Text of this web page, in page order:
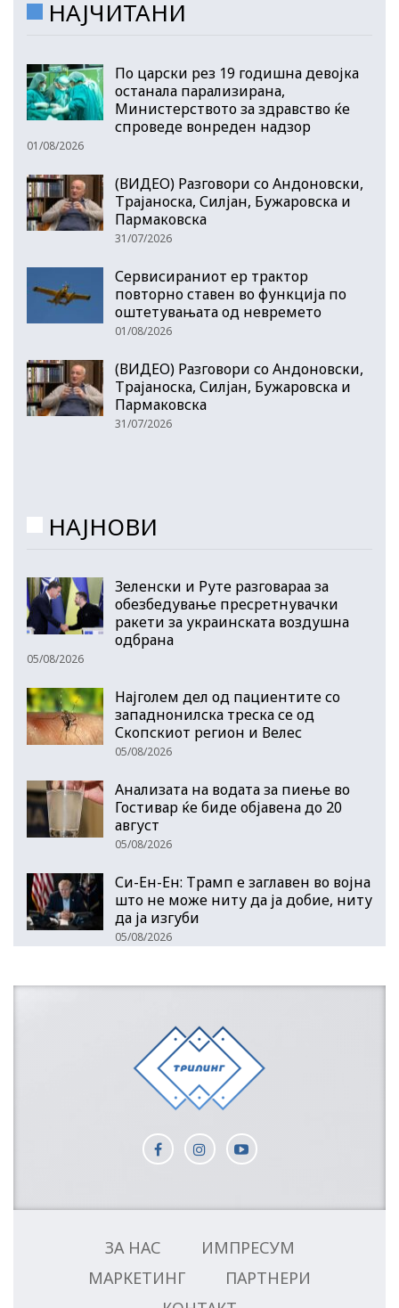
НАЈЧИТАНИ
По царски рез 19 годишна девојка
останала парализирана,
Министерството за здравство ќе
спроведе вонреден надзор
01/08/2026
(ВИДЕО) Разговори со Андоновски,
Трајаноска, Силјан, Бужаровска и
Пармаковска
31/07/2026
Сервисираниот ер трактор
повторно ставен во функција по
оштетувањата од невремето
01/08/2026
(ВИДЕО) Разговори со Андоновски,
Трајаноска, Силјан, Бужаровска и
Пармаковска
31/07/2026
НАЈНОВИ
Зеленски и Руте разговараа за
обезбедување пресретнувачки
ракети за украинската воздушна
одбрана
05/08/2026
Најголем дел од пациентите сo
западнонилска треска се од
Скопскиот регион и Велес
05/08/2026
Анализата на водата за пиење во
Гостивар ќе биде објавена до 20
август
05/08/2026
Си-Ен-Ен: Трамп е заглавен во војна
што не може ниту да ја добие, ниту
да ја изгуби
05/08/2026
ЗА НАС
ИМПРЕСУМ
МАРКЕТИНГ
ПАРТНЕРИ